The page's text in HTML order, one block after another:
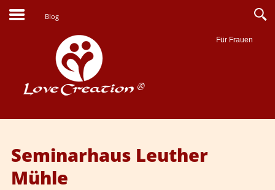
Blog
Für Frauen
Suche
Seminarhaus Leuther
Mühle